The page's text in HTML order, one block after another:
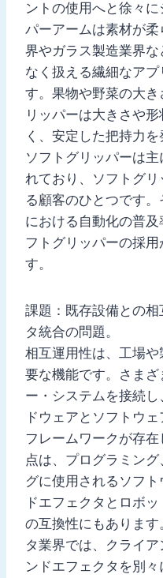
ントの使用へと徐々
パーアームは素材が
界やガラス製造業界
なく扱える繊細なア
す。果物や野菜の大
リッパーは大きさや
く、安定した把持力を
ソフトグリッパーは
れており、ソフトグ
る顧客のひとつです
における自動化の普
フトグリッパーの採
す。
課題：既存設備との
タ統合の問題。
相互運用性は、工場
要な機能です。さま
ー・システムを接続
ドウェアとソフトウ
フレームワークが存
点は、プログラミン
グに使用されるソフ
ドエフェクタとロボ
の互換性にもありま
タ業界では、クライ
ンドエフェクタを別